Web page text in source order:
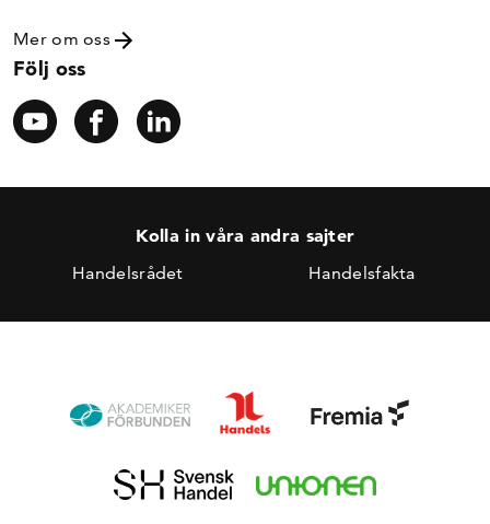
Mer om oss
Följ oss
Kolla in våra andra sajter
Handelsrådet Handelsfakta